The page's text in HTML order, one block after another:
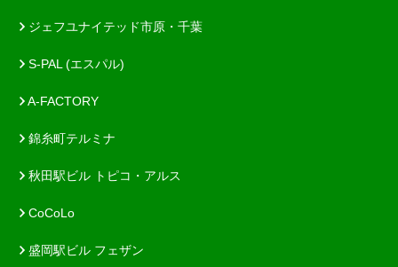
ジェフユナイテッド市原・千葉
S-PAL (エスパル)
A-FACTORY
錦糸町テルミナ
秋田駅ビル トピコ・アルス
CoCoLo
盛岡駅ビル フェザン